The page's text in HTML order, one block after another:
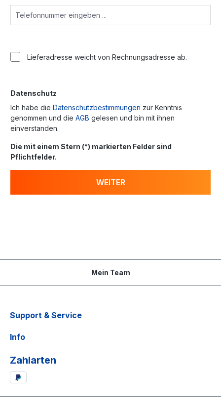
Lieferadresse weicht von Rechnungsadresse ab.
Datenschutz
Ich habe die Datenschutzbestimmungen zur Kenntnis
genommen und die AGB gelesen und bin mit ihnen
einverstanden.
Die mit einem Stern (*) markierten Felder sind
Pflichtfelder.
WEITER
Mein Team
Support & Service
Info
Zahlarten